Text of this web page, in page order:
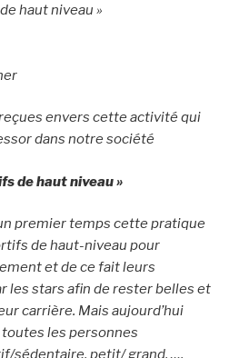
haut niveau »
envers cette activité qui
dans notre société
de haut niveau »
premier temps cette pratique
de haut-niveau pour
et de ce fait leurs
les stars afin de rester belles et
carrière. Mais aujourd’hui
les personnes
sédentaire, petit/ grand, …,